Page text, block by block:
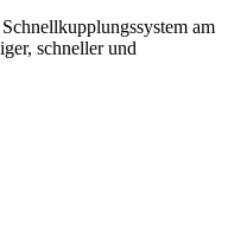
am
schneller und